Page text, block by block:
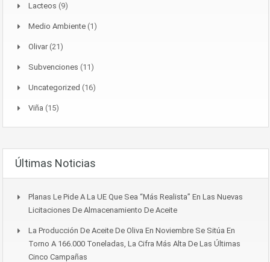
Lacteos (9)
Medio Ambiente (1)
Olivar(21)
Subvenciones (11)
Uncategorized (16)
Viña (15)
Últimas Noticias
Planas Le Pide A La UE Que Sea “más Realista” En Las Nuevas
Licitaciones De Almacenamiento De Aceite
La Producción De Aceite De Oliva En Noviembre Se Sitúa En
Torno A 166.000 Toneladas, La Cifra Más Alta De Las Últimas
Cinco Campañas